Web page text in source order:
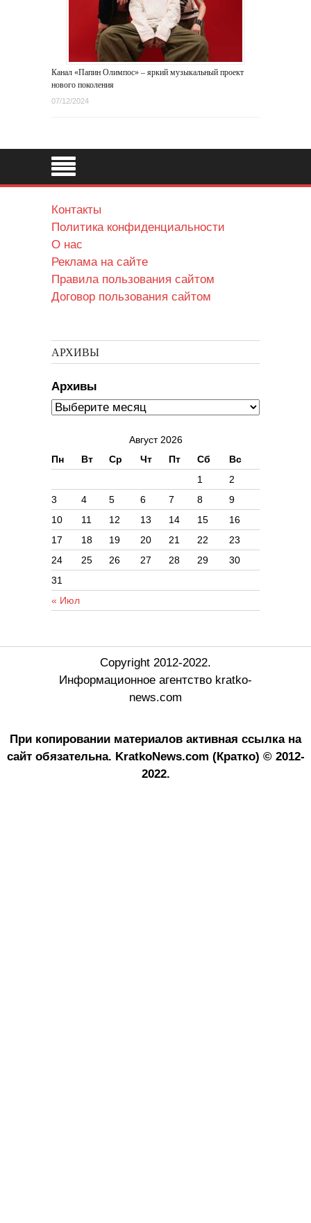
Канал «Папин Олимпос» – яркий музыкальный проект
нового поколения
07/12/2024
Контакты
Политика конфиденциальности
О нас
Реклама на сайте
Правила пользования сайтом
Договор пользования сайтом
АРХИВЫ
Архивы
Август 2026
Пн
Вт Ср Чт Пт Сб Вс
« Июл
1
2
3
4 5 6 7 8
9
10
11 12 13 14 15
16
17
18 19 20 21 22
23
24
25 26 27 28 29
30
31
Copyright 2012-2022.
Информационное агентство kratko-
news.com
При копировании материалов активная ссылка на
сайт обязательна. KratkoNews.com (Кратко) © 2012-
2022.